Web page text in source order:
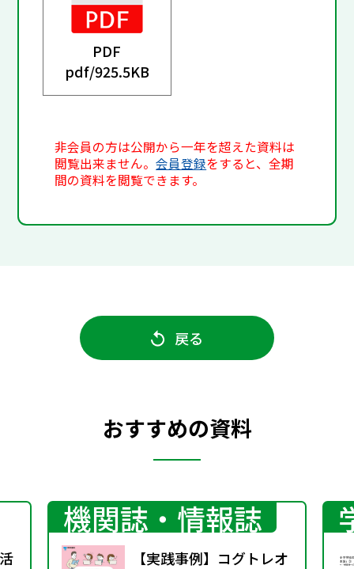
PDF
pdf/925.5KB
非会員の方は公開から一年を超えた資料は
閲覧出来ません。会員登録をすると、全期
間の資料を閲覧できます。
戻る
おすすめの資料
機関誌・情報誌
【実践事例】コグトレオ